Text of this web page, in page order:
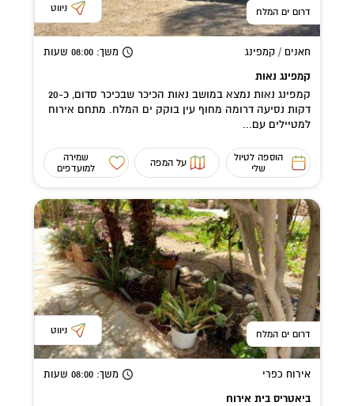
דרום ים המלח ניווט
חאנים / קמפינג משך: 08:00 שעות
קמפינג נאות
קמפינג נאות נמצא במושב נאות הכיכר שבכיכר סדום, כ-20
דקות נסיעה דרומה מחוף עין בוקק ים המלח. מתחם אירוח
למטיילים עם...
הוספה לטיול
שלי
על המפה
שמירה
למועדפים
דרום ים המלח ניווט
אירוח כפרי משך: 08:00 שעות
ביאטריס בית אירוח